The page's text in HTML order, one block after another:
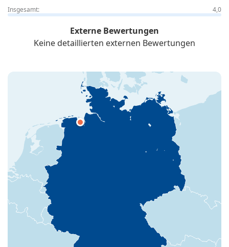
Insgesamt: 4,0
Externe Bewertungen
Keine detaillierten externen Bewertungen